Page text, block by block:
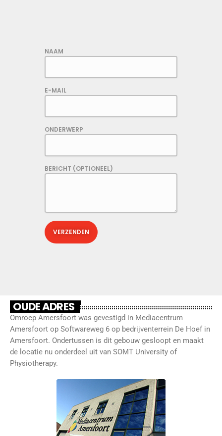
NAAM
E-MAIL
ONDERWERP
BERICHT (OPTIONEEL)
OUDE ADRES
Omroep Amersfoort was gevestigd in Mediacentrum
Amersfoort op Softwareweg 6 op bedrijventerrein De Hoef in
Amersfoort. Ondertussen is dit gebouw gesloopt en maakt
de locatie nu onderdeel uit van SOMT University of
Physiotherapy.